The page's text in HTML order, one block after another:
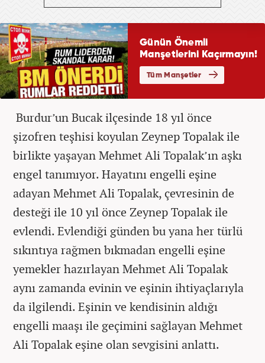
Burdur’un Bucak ilçesinde 18 yıl önce
şizofren teşhisi koyulan Zeynep Topalak ile
birlikte yaşayan Mehmet Ali Topalak’ın aşkı
engel tanımıyor. Hayatını engelli eşine
adayan Mehmet Ali Topalak, çevresinin de
desteği ile 10 yıl önce Zeynep Topalak ile
evlendi. Evlendiği günden bu yana her türlü
sıkıntıya rağmen bıkmadan engelli eşine
yemekler hazırlayan Mehmet Ali Topalak
aynı zamanda evinin ve eşinin ihtiyaçlarıyla
da ilgilendi. Eşinin ve kendisinin aldığı
engelli maaşı ile geçimini sağlayan Mehmet
Ali Topalak eşine olan sevgisini anlattı.